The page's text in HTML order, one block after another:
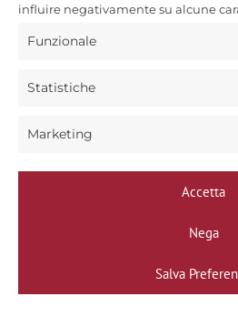
influire negativamente su alcune
Funzionale
Statistiche
Marketing
Accetta
Nega
Salva
Bin caffè - Torrefazione dal 1954.
Informativa
Modifica